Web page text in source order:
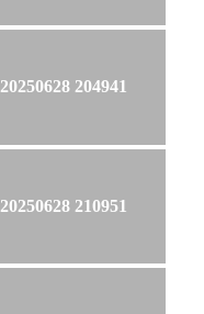
20250628 204941
20250628 210951